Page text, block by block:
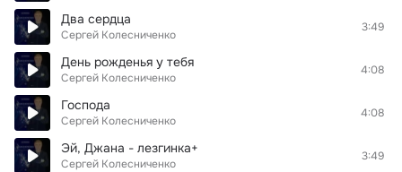
Два сердца
Сергей Колесниченко
3:49
День рожденья у тебя
Сергей Колесниченко
4:08
Господа
Сергей Колесниченко
4:08
Эй, Джана - лезгинка+
Сергей Колесниченко
3:49